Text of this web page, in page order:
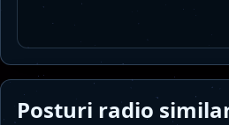
Posturi radio